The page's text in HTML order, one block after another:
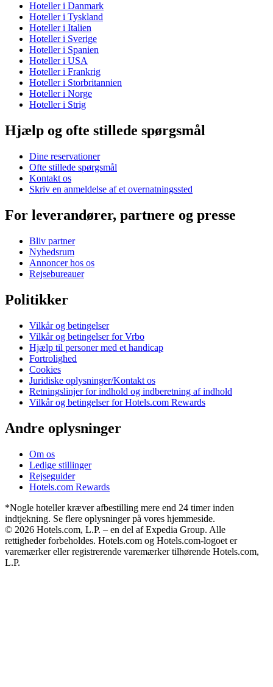
Hoteller i Danmark
Hoteller i Tyskland
Hoteller i Italien
Hoteller i Sverige
Hoteller i Spanien
Hoteller i USA
Hoteller i Frankrig
Hoteller i Storbritannien
Hoteller i Norge
Hoteller i Strig
Hjælp og ofte stillede spørgsmål
Dine reservationer
Ofte stillede spørgsmål
Kontakt os
Skriv en anmeldelse af et overnatningssted
For leverandører, partnere og presse
Bliv partner
Nyhedsrum
Annoncer hos os
Rejsebureauer
Politikker
Vilkår og betingelser
Vilkår og betingelser for Vrbo
Hjælp til personer med et handicap
Fortrolighed
Cookies
Juridiske oplysninger/Kontakt os
Retningslinjer for indhold og indberetning af indhold
Vilkår og betingelser for Hotels.com Rewards
Andre oplysninger
Om os
Ledige stillinger
Rejseguider
Hotels.com Rewards
*Nogle hoteller kræver afbestilling mere end 24 timer inden
indtjekning. Se flere oplysninger på vores hjemmeside.
© 2026 Hotels.com, L.P. – en del af Expedia Group. Alle
rettigheder forbeholdes. Hotels.com og Hotels.com-logoet er
varemærker eller registrerende varemærker tilhørende Hotels.com,
L.P.